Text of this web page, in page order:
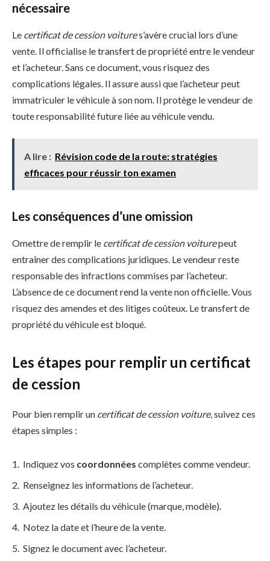
nécessaire
Le certificat de cession voitures’avère crucial lors d’une
vente. Il officialise le transfert de propriété entre le vendeur
et l’acheteur. Sans ce document, vous risquez des
complications légales. Il assure aussi que l’acheteur peut
immatriculer le véhicule à son nom. Il protège le vendeur de
toute responsabilité future liée au véhicule vendu.
A lire : Révision code de la route: stratégies
efficaces pour réussir ton examen
Les conséquences d’une omission
Omettre de remplir le certificat de cession voiturepeut
entraîner des complications juridiques. Le vendeur reste
responsable des infractions commises par l’acheteur.
L’absence de ce document rend la vente non officielle. Vous
risquez des amendes et des litiges coûteux. Le transfert de
propriété du véhicule est bloqué.
Les étapes pour remplir un certificat
de cession
Pour bien remplir un certificat de cession voiture, suivez ces
étapes simples :
Indiquez vos coordonnées complètes comme vendeur.
Renseignez les informations de l’acheteur.
Ajoutez les détails du véhicule (marque, modèle).
Notez la date et l’heure de la vente.
Signez le document avec l’acheteur.